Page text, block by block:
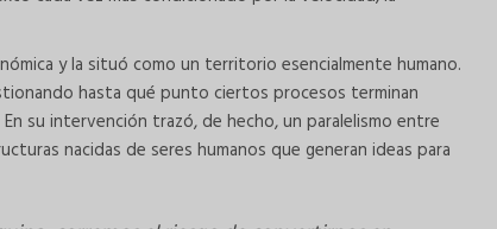
y la situó como un territorio esencialmente humano.
hasta qué punto ciertos procesos terminan
su intervención trazó, de hecho, un paralelismo entre
nacidas de seres humanos que generan ideas para